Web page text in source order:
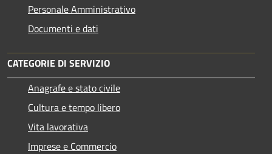
Personale Amministrativo
Documenti e dati
CATEGORIE DI SERVIZIO
Anagrafe e stato civile
Cultura e tempo libero
Vita lavorativa
Imprese e Commercio